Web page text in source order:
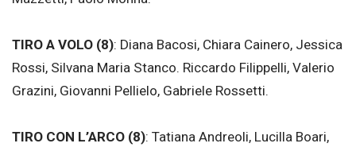
TIRO A VOLO (8): Diana Bacosi, Chiara Cainero, Jessica
Rossi, Silvana Maria Stanco. Riccardo Filippelli, Valerio
Grazini, Giovanni Pellielo, Gabriele Rossetti.
TIRO CON L’ARCO (8): Tatiana Andreoli, Lucilla Boari,